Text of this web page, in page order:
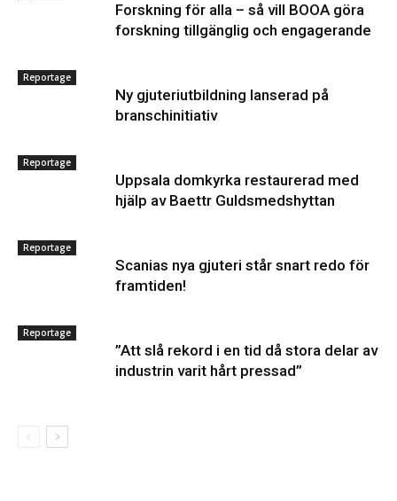
Forskning för alla – så vill BOOA göra
forskning tillgänglig och engagerande
Reportage
Ny gjuteriutbildning lanserad på
branschinitiativ
Reportage
Uppsala domkyrka restaurerad med
hjälp av Baettr Guldsmedshyttan
Reportage
Scanias nya gjuteri står snart redo för
framtiden!
Reportage
”Att slå rekord i en tid då stora delar av
industrin varit hårt pressad”